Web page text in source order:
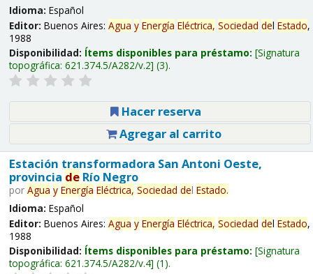
Idioma: Español
Editor: Buenos Aires: Agua y Energía Eléctrica, Sociedad del Estado,
1988
Disponibilidad: Ítems disponibles para préstamo: Signatura
topográfica: 621.374.5/A282/v.2 (3).
Hacer reserva
Agregar al carrito
Estación transformadora San Antoni Oeste,
provincia deRío Negro
por Agua y Energía Eléctrica, Sociedad del Estado.
Idioma: Español
Editor: Buenos Aires: Agua y Energía Eléctrica, Sociedad del Estado,
1988
Disponibilidad: Ítems disponibles para préstamo: Signatura
topográfica: 621.374.5/A282/v.4 (1).